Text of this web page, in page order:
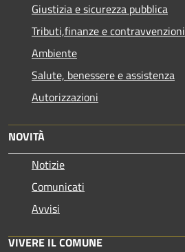
Giustizia e sicurezza pubblica
Tributi,finanze e contravvenzioni
Ambiente
Salute, benessere e assistenza
Autorizzazioni
NOVITÀ
Notizie
Comunicati
Avvisi
VIVERE IL COMUNE